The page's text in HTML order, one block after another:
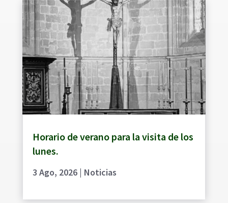
Horario de verano para la visita de los
lunes.
3 Ago, 2026| Noticias